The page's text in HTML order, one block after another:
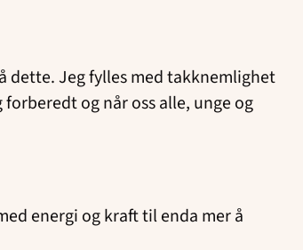
dette. Jeg fylles med takknemlighet
og når oss alle, unge og
energi og kraft til enda mer å